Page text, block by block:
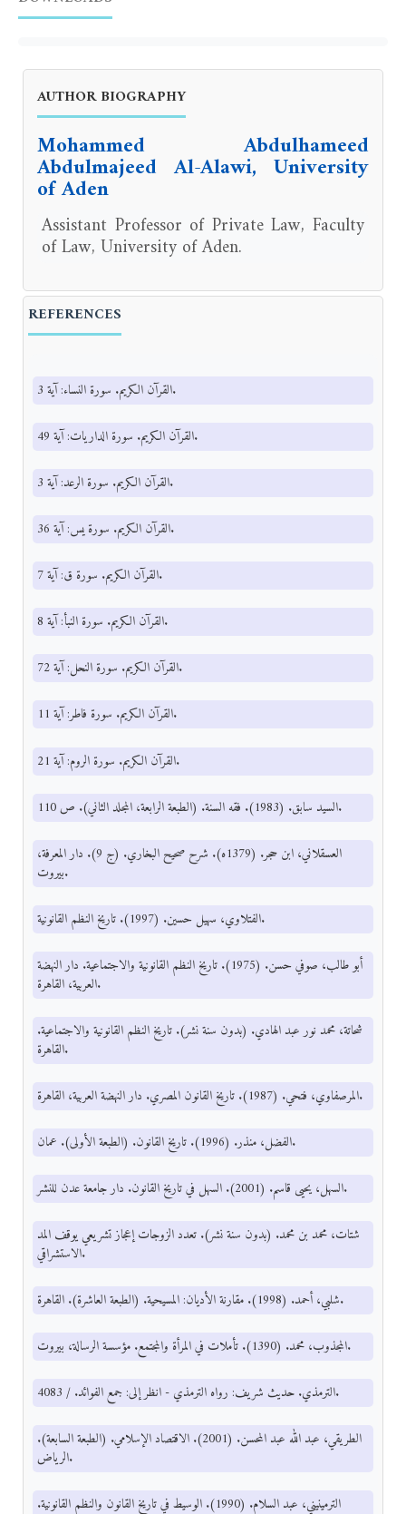
AUTHOR BIOGRAPHY
Mohammed Abdulhameed
Abdulmajeed Al-Alawi, University
of Aden
Assistant Professor of Private Law, Faculty
of Law, University of Aden.
REFERENCES
القرآن الكريم. سورة النساء: آية 3.
القرآن الكريم. سورة الداريات: آية 49.
القرآن الكريم. سورة الرعد: آية 3.
القرآن الكريم. سورة يس: آية 36.
القرآن الكريم. سورة ق: آية 7.
القرآن الكريم. سورة النبأ: آية 8.
القرآن الكريم. سورة النحل: آية 72.
القرآن الكريم. سورة فاطر: آية 11.
القرآن الكريم. سورة الروم: آية 21.
السيد سابق. (1983). فقه السنة. (الطبعة الرابعة، المجلد الثاني). ص 110.
العسقلاني، ابن حجر. (1379ه). شرح صحيح البخاري. (ج 9). دار المعرفة،
بيروت.
الفتلاوي، سهيل حسين. (1997). تاريخ النظم القانونية.
أبو طالب، صوفي حسن. (1975). تاريخ النظم القانونية والاجتماعية. دار النهضة
العربية، القاهرة.
شحاتة، محمد نور عبد الهادي. (بدون سنة نشر). تاريخ النظم القانونية والاجتماعية.
القاهرة.
المرصفاوي، فتحي. (1987). تاريخ القانون المصري. دار النهضة العربية، القاهرة.
الفضل، منذر. (1996). تاريخ القانون. (الطبعة الأولى). عمان.
السهل، يحيى قاسم. (2001). السهل في تاريخ القانون. دار جامعة عدن للنشر.
شتات، محمد بن محمد. (بدون سنة نشر). تعدد الزوجات إعجاز تشريعي يوقف المد
الاستشراقي.
شلبي، أحمد. (1998). مقارنة الأديان: المسيحية. (الطبعة العاشرة). القاهرة.
المجذوب، محمد. (1390). تأملات في المرأة والمجتمع. مؤسسة الرسالة، بيروت.
الترمذي. حديث شريف: رواه الترمذي - انظر إلى: جمع الفوائد. / 4083.
الطريقي، عبد الله عبد المحسن. (2001). الاقتصاد الإسلامي. (الطبعة السابعة).
الرياض.
الترمينيني، عبد السلام. (1990). الوسيط في تاريخ القانون والنظم القانونية.